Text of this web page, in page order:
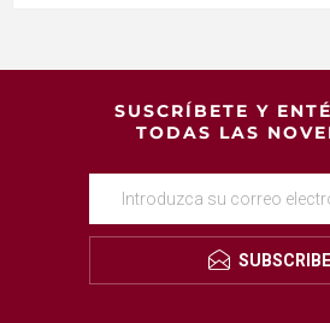
SUSCRÍBETE Y
TODAS LAS
SUBSCRIBE